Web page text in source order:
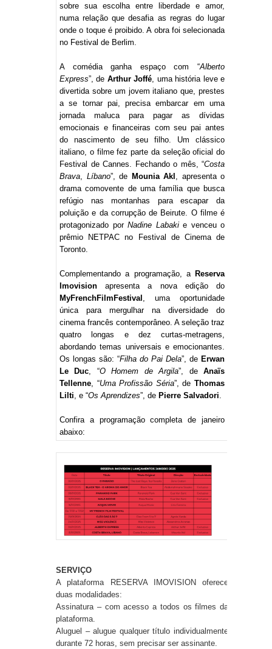
sobre sua escolha entre liberdade e amor,
numa relação que desafia as regras do lugar
onde o toque é proibido. A obra foi selecionada
no Festival de Berlim.
A comédia ganha espaço com “Alberto
Express”, de Arthur Joffé , uma história leve e
divertida sobre um jovem italiano que, prestes
a se tornar pai, precisa embarcar em uma
jornada maluca para pagar as dívidas
emocionais e financeiras com seu pai antes
do nascimento de seu filho. Um clássico
italiano, o filme fez parte da seleção oficial do
Festival de Cannes. Fechando o mês, “Costa
Brava
Líbano”, de Mounia Akl , apresenta o
drama comovente de uma família que busca
refúgio nas montanhas para escapar da
poluição e da corrupção de Beirute. O filme é
protagonizado por Nadine Labakie venceu o
prêmio NETPAC no Festival de Cinema de
Toronto.
Complementando a programação, a Reserva
Imovision apresenta a nova edição do
MyFrenchFilmFestival , uma oportunidade
única para mergulhar na diversidade do
cinema francês contemporâneo. A seleção traz
quatro longas e dez curtas-metragens,
abordando temas universais e emocionantes.
Os longas são: “Filha do Pai Dela”, de Erwan
Le Duc , “O Homem de Argila”, deAnaïs
Tellenne , “Uma Profissão Séria”, deThomas
Lilti , e “Os Aprendizes”, de Pierre Salvadori
Confira a programação completa de janeiro
abaixo:
SERVIÇO
A plataforma RESERVA IMOVISION oferece
duas modalidades:
Assinatura – com acesso a todos os filmes da
plataforma.
Aluguel – alugue qualquer título individualmente
durante 72 horas, sem precisar ser assinante.